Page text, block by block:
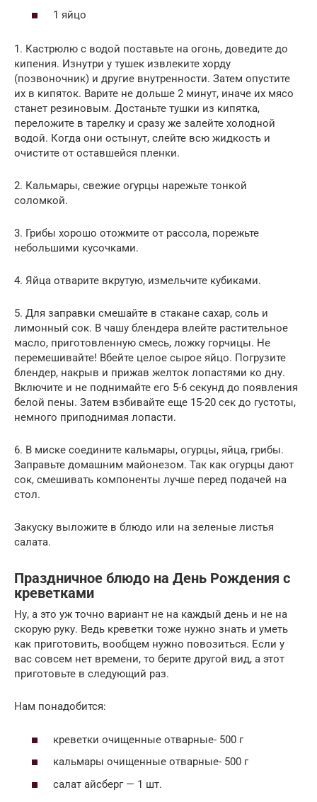
1 яйцо
1. Кастрюлю с водой поставьте на огонь, доведите до
кипения. Изнутри у тушек извлеките хорду
(позвоночник) и другие внутренности. Затем опустите
их в кипяток. Варите не дольше 2 минут, иначе их мясо
станет резиновым. Достаньте тушки из кипятка,
переложите в тарелку и сразу же залейте холодной
водой. Когда они остынут, слейте всю жидкость и
очистите от оставшейся пленки.
2. Кальмары, свежие огурцы нарежьте тонкой
соломкой.
3. Грибы хорошо отожмите от рассола, порежьте
небольшими кусочками.
4. Яйца отварите вкрутую, измельчите кубиками.
5. Для заправки смешайте в стакане сахар, соль и
лимонный сок. В чашу блендера влейте растительное
масло, приготовленную смесь, ложку горчицы. Не
перемешивайте! Вбейте целое сырое яйцо. Погрузите
блендер, накрыв и прижав желток лопастями ко дну.
Включите и не поднимайте его 5-6 секунд до появления
белой пены. Затем взбивайте еще 15-20 сек до густоты,
немного приподнимая лопасти.
6. В миске соедините кальмары, огурцы, яйца, грибы.
Заправьте домашним майонезом. Так как огурцы дают
сок, смешивать компоненты лучше перед подачей на
стол.
Закуску выложите в блюдо или на зеленые листья
салата.
Праздничное блюдо на День Рождения с
креветками
Ну, а это уж точно вариант не на каждый день и не на
скорую руку. Ведь креветки тоже нужно знать и уметь
как приготовить, вообщем нужно повозиться. Если у
вас совсем нет времени, то берите другой вид, а этот
приготовьте в следующий раз.
Нам понадобится:
креветки очищенные отварные- 500 г
кальмары очищенные отварные- 500 г
салат айсберг — 1 шт.